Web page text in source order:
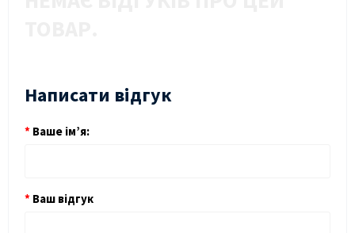
Написати відгук
Ваше ім’я:
Ваш відгук